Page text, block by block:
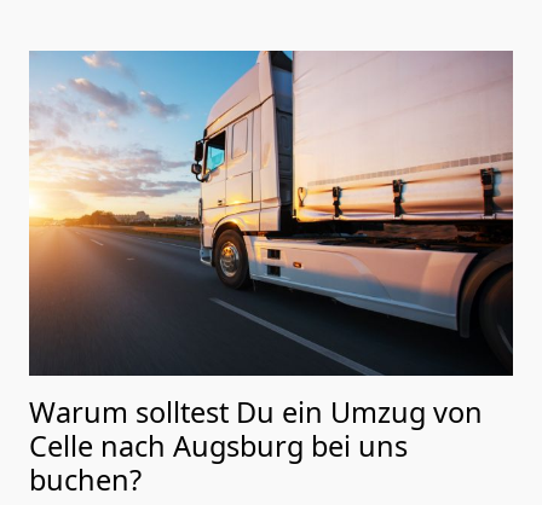
Warum solltest Du ein Umzug von
Celle nach Augsburg bei uns
buchen?